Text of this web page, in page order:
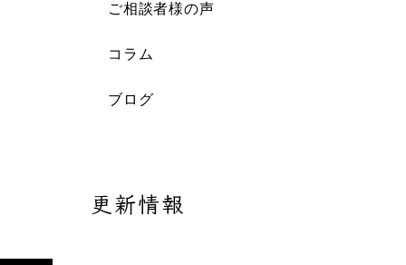
ご相談者様の声
コラム
ブログ
更新情報